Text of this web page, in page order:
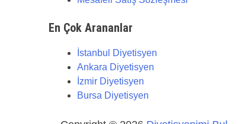
En Çok Arananlar
İstanbul Diyetisyen
Ankara Diyetisyen
İzmir Diyetisyen
Bursa Diyetisyen